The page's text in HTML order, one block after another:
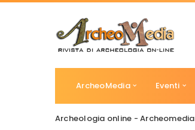
ArcheoMedia Eventi
Archeologia online - Archeomedia